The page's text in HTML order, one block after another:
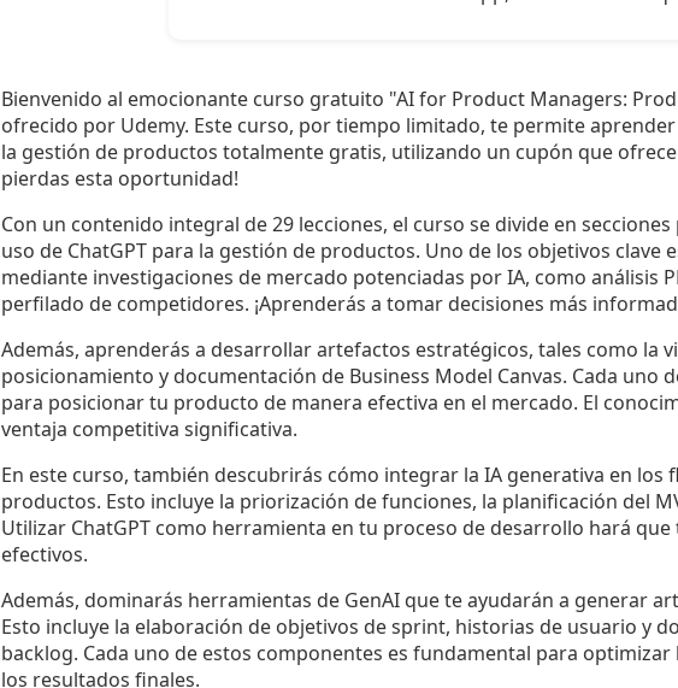
Bienvenido al emocionante curso gratuito "AI for Product Managers:
ofrecido por Udemy. Este curso, por tiempo limitado, te permite
la gestión de productos totalmente gratis, utilizando un cupón que ofrece
pierdas esta oportunidad!
Con un contenido integral de 29 lecciones, el curso se divide en
uso de ChatGPT para la gestión de productos. Uno de los objetivos clave
mediante investigaciones de mercado potenciadas por IA, como análisis
perfilado de competidores. ¡Aprenderás a tomar decisiones más
Además, aprenderás a desarrollar artefactos estratégicos, tales como la
posicionamiento y documentación de Business Model Canvas. Cada uno
para posicionar tu producto de manera efectiva en el mercado. El
ventaja competitiva significativa.
En este curso, también descubrirás cómo integrar la IA generativa en
productos. Esto incluye la priorización de funciones, la planificación del
Utilizar ChatGPT como herramienta en tu proceso de desarrollo hará
efectivos.
Además, dominarás herramientas de GenAI que te ayudarán a generar
Esto incluye la elaboración de objetivos de sprint, historias de usuario y
backlog. Cada uno de estos componentes es fundamental para
los resultados finales.